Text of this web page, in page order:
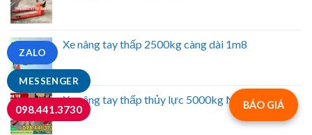
Xe nâng tay thấp 2500kg càng dài 1m8
Xe nâng tay thấp thủy lực 5000kg NiuliBÁO GIÁ
MESSENGER
ZALO
098.441.3730